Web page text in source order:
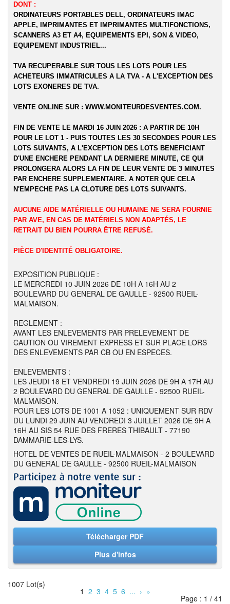
DONT :
ORDINATEURS PORTABLES DELL, ORDINATEURS IMAC
APPLE, IMPRIMANTES ET IMPRIMANTES MULTIFONCTIONS,
SCANNERS A3 ET A4, EQUIPEMENTS EPI, SON & VIDEO,
EQUIPEMENT INDUSTRIEL...
TVA RECUPERABLE SUR TOUS LES LOTS POUR LES
ACHETEURS IMMATRICULES A LA TVA - A L'EXCEPTION DES
LOTS EXONERES DE TVA.
VENTE ONLINE SUR : WWW.MONITEURDESVENTES.COM.
FIN DE VENTE LE MARDI 16 JUIN 2026 : A PARTIR DE 10H
POUR LE LOT 1 - PUIS TOUTES LES 30 SECONDES POUR LES
LOTS SUIVANTS, A L'EXCEPTION DES LOTS BENEFICIANT
D'UNE ENCHERE PENDANT LA DERNIERE MINUTE, CE QUI
PROLONGERA ALORS LA FIN DE LEUR VENTE DE 3 MINUTES
PAR ENCHERE SUPPLEMENTAIRE. A NOTER QUE CELA
N'EMPECHE PAS LA CLOTURE DES LOTS SUIVANTS.
AUCUNE AIDE MATÉRIELLE OU HUMAINE NE SERA FOURNIE
PAR AVE, EN CAS DE MATÉRIELS NON ADAPTÉS, LE
RETRAIT DU BIEN POURRA ÊTRE REFUSÉ.
PIÈCE D'IDENTITÉ OBLIGATOIRE.
EXPOSITION PUBLIQUE :
LE MERCREDI 10 JUIN 2026 DE 10H A 16H AU 2
BOULEVARD DU GENERAL DE GAULLE - 92500 RUEIL-
MALMAISON.
REGLEMENT :
AVANT LES ENLEVEMENTS PAR PRELEVEMENT DE
CAUTION OU VIREMENT EXPRESS ET SUR PLACE LORS
DES ENLEVEMENTS PAR CB OU EN ESPECES.
ENLEVEMENTS :
LES JEUDI 18 ET VENDREDI 19 JUIN 2026 DE 9H A 17H AU
2 BOULEVARD DU GENERAL DE GAULLE - 92500 RUEIL-
MALMAISON.
POUR LES LOTS DE 1001 A 1052 : UNIQUEMENT SUR RDV
DU LUNDI 29 JUIN AU VENDREDI 3 JUILLET 2026 DE 9H A
16H AU SIS 54 RUE DES FRERES THIBAULT - 77190
DAMMARIE-LES-LYS.
HOTEL DE VENTES DE RUEIL-MALMAISON - 2 BOULEVARD
DU GENERAL DE GAULLE - 92500 RUEIL-MALMAISON
Télécharger PDF
Plus d'infos
1007 Lot(s)
1 2 3 4 5 6 ... › »
Page : 1 / 41